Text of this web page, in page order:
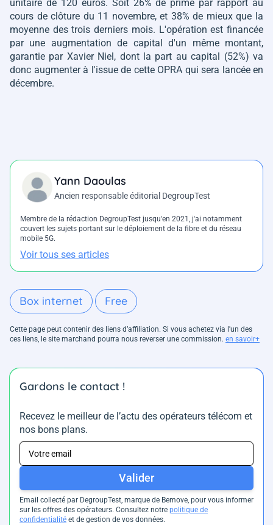
unitaire de 120 euros. Soit 26% de prime par rapport au
cours de clôture du 11 novembre, et 38% de mieux que la
moyenne des trois derniers mois. L'opération est financée
par une augmentation de capital d'un même montant,
garantie par Xavier Niel, dont la part au capital (52%) va
donc augmenter à l'issue de cette OPRA qui sera lancée en
décembre.
Yann Daoulas
Ancien responsable éditorial DegroupTest
Membre de la rédaction DegroupTest jusqu'en 2021, j'ai notamment
couvert les sujets portant sur le déploiement de la fibre et du réseau
mobile 5G.
Voir tous ses articles
Box internet Free
Cette page peut contenir des liens d’affiliation. Si vous achetez via l'un des
ces liens, le site marchand pourra nous reverser une commission. en savoir+
Gardons le contact !
Recevez le meilleur de l’actu des opérateurs télécom et
nos bons plans.
Valider
Email collecté par DegroupTest, marque de Bemove, pour vous informer
sur les offres des opérateurs. Consultez notre politique de
confidentialité et de gestion de vos données.